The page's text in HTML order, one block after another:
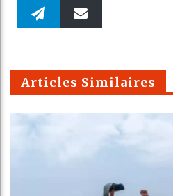
Faceboo Twitter
m
Articles Similaires